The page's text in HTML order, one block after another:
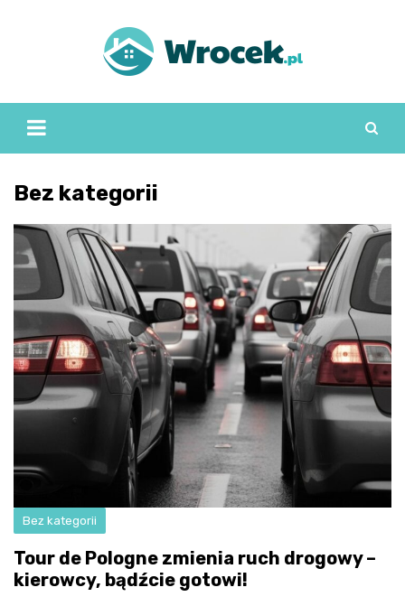
Bez kategorii
Bez kategorii
Tour de Pologne zmienia ruch drogowy –
kierowcy, bądźcie gotowi!